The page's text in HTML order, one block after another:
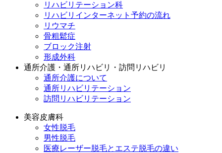
リハビリテーション科
リハビリインターネット予約の流れ
リウマチ
骨粗鬆症
ブロック注射
形成外科
通所介護・通所リハビリ・訪問リハビリ
通所介護について
通所リハビリテーション
訪問リハビリテーション
美容皮膚科
女性脱毛
男性脱毛
医療レーザー脱毛とエステ脱毛の違い